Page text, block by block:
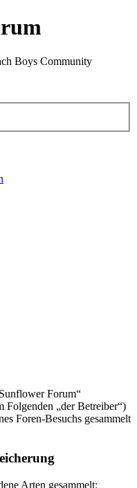
Boys Community
Forum“
Folgenden „der Betreiber“)
Foren-Besuchs gesammelt
Arten gesammelt: